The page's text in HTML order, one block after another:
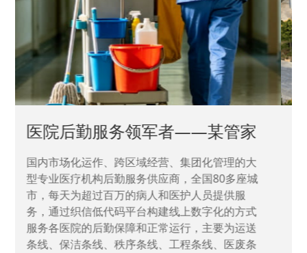
中国兵器工业集团——银光化学
国家“一五”期间156个重点项目之一。属于国家
高新技术企业，在信息化升级建设中，存在大
量“小、散、碎”的信息化需求，需要投入大量人
力资源进行开发，通过引入织信低代码平台，解
决当下遇到的各类业务难题，提升整体的IT研发
效率。